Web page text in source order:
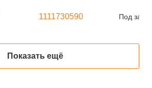
1111730590 Под заказ
Показать ещё